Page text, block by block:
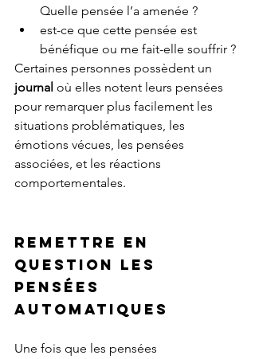
Quelle pensée l’a amenée ?
est-ce que cette pensée est
bénéfique ou me fait-elle souffrir ?
Certaines personnes possèdent un
journal où elles notent leurs pensées
pour remarquer plus facilement les
situations problématiques, les
émotions vécues, les pensées
associées, et les réactions
comportementales.
Remettre en
question les
pensées
automatiques
Une fois que les pensées